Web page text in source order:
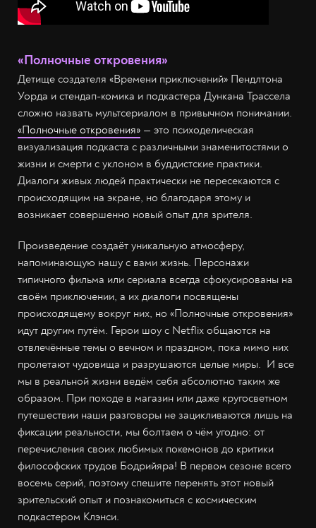
«Полночные откровения»
Детище создателя «Времени приключений» Пендлтона
Уорда и стендап-комика и подкастера Дункана Трассела
сложно назвать мультсериалом в привычном понимании.
«Полночные откровения» — это психоделическая
визуализация подкаста с различными знаменитостями о
жизни и смерти с уклоном в буддистские практики.
Диалоги живых людей практически не пересекаются с
происходящим на экране, но благодаря этому и
возникает совершенно новый опыт для зрителя.
Произведение создаёт уникальную атмосферу,
напоминающую нашу с вами жизнь. Персонажи
типичного фильма или сериала всегда сфокусированы на
своём приключении, а их диалоги посвящены
происходящему вокруг них, но «Полночные откровения»
идут другим путём. Герои шоу с Netflix общаются на
отвлечённые темы о вечном и праздном, пока мимо них
пролетают чудовища и разрушаются целые миры. И все
мы в реальной жизни ведём себя абсолютно таким же
образом. При походе в магазин или даже кругосветном
путешествии наши разговоры не зацикливаются лишь на
фиксации реальности, мы болтаем о чём угодно: от
перечисления своих любимых покемонов до критики
философских трудов Бодрийяра! В первом сезоне всего
восемь серий, поэтому спешите перенять этот новый
зрительский опыт и познакомиться с космическим
подкастером Клэнси.